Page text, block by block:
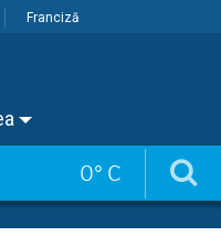
Franciză
0° C